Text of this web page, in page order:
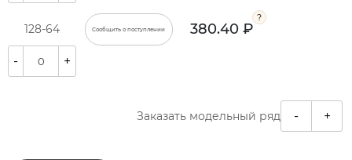
128-64 Сообщить о поступлении 380.40 ₽
- +
Заказать модельный ряд - +